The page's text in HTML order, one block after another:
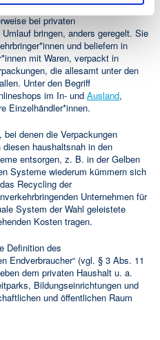
die Verkaufsverpackungen – also
bei privaten
bringen, anders geregelt. Sie
und beliefern in
mit Waren, verpackt in
die allesamt unter den
Unter den Begriff
im In- und Ausland,
Einzelhändler*innen.
denen die Verpackungen
haushaltsnah in den
entsorgen, z. B. in der Gelben
Systeme wiederum kümmern sich
Recycling der
Unternehmen für
System der Wahl geleistete
Kosten tragen.
Definition des
Endverbraucher“ (vgl. § 3 Abs. 11
dem privaten Haushalt u. a.
Bildungseinrichtungen und
und öffentlichen Raum